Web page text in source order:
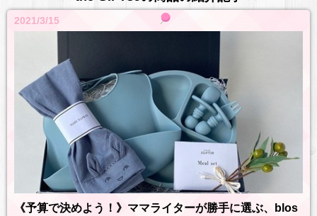
2021/3/15
《予算で決めよう！》ママライターが勝手に選ぶ、blos